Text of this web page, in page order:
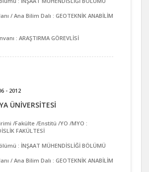
/ Ana Bilim Dalı : GEOTEKNİK ANABİLİM
: ARAŞTIRMA GÖREVLİSİ
- 2012
ÜNİVERSİTESİ
/Fakülte /Enstitü /YO /MYO :
FAKÜLTESİ
: İNŞAAT MÜHENDİSLİĞİ BÖLÜMÜ
/ Ana Bilim Dalı : GEOTEKNİK ANABİLİM